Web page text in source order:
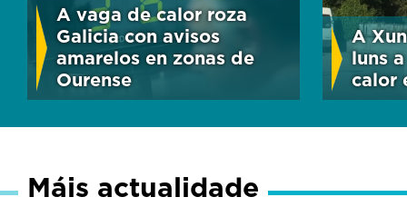
A vaga de calor roza
Galicia con avisos
amarelos en zonas de
Ourense
A
luns
calor
Máis actualidade